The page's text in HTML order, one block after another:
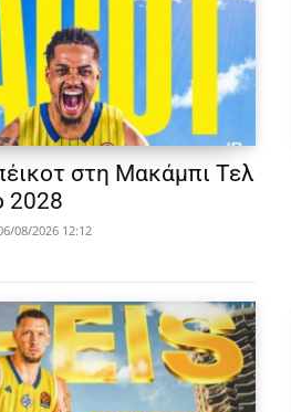
στη Μακάμπι Τελ
2028
08/2026 12:12